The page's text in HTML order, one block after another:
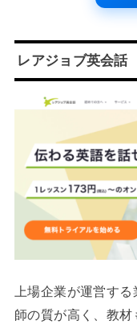
レアジョブ英会話
上場企業が運営す
師の質が高く、教材